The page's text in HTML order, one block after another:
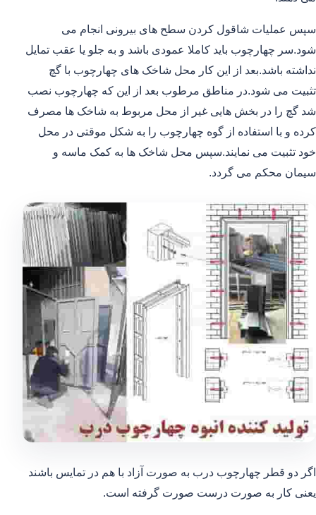
سپس عملیات شاقول کردن سطح های بیرونی انجام می
شود.سر چهارچوب باید کاملا عمودی باشد و به جلو یا عقب تمایل
نداشته باشد.بعد از این کار محل شاخک های چهارچوب با گچ
تثبیت می شود.در مناطق مرطوب بعد از این که چهارچوب نصب
شد گچ را در بخش هایی غیر از محل مربوط به شاخک ها مصرف
کرده و با استفاده از گوه چهارچوب را به شکل موقتی در محل
خود تثبیت می نمایند.سپس محل شاخک ها به کمک ماسه و
سیمان محکم می گردد.
اگر دو قطر چهارچوب درب به صورت آزاد با هم در تمایس باشند
یعنی کار به صورت درست صورت گرفته است.